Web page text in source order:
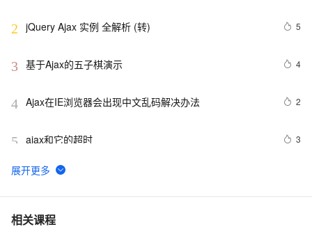
2 jQuery Ajax 实例 全解析 (转) 5
3 基于Ajax的五子棋演示 4
4 Ajax在IE浏览器会出现中文乱码解决办法 2
5 ajax和它的超时 3
6 【温故而知新-Javascript】使用 Ajax（续）
7 如何在SpringBoot中集成JWT(JSON Web Token)鉴权
相关课程